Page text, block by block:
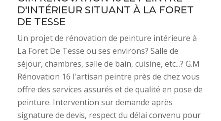
D'INTÉRIEUR SITUANT À LA FORET
DE TESSE
Un projet de rénovation de peinture intérieure à
La Foret De Tesse ou ses environs? Salle de
séjour, chambres, salle de bain, cuisine, etc...? G.M
Rénovation 16 l'artisan peintre près de chez vous
offre des services assurés et de qualité en pose de
peinture. Intervention sur demande après
signature de devis, respect du délai convenu pour